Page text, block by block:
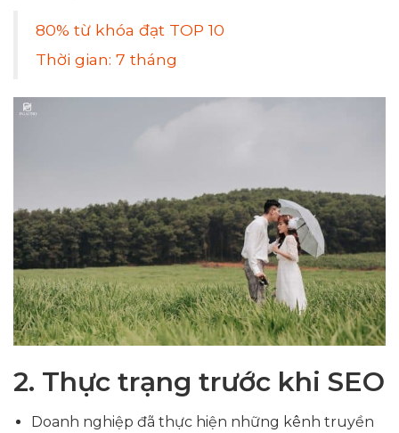
80% từ khóa đạt TOP 10
Thời gian: 7 tháng
2. Thực trạng trước khi SEO
Doanh nghiệp đã thực hiện những kênh truyền